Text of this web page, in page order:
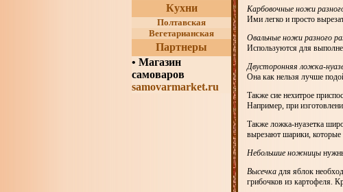
Кухни
Полтавская
Вегетарианская
Партнеры
• Магазин
самоваров
samovarmarket.ru
Карбовочные ножи
Ими легко и просто
Овальные ножи разного
Используются для
Двусторонняя ложка-
Она как нельзя лучше
Также сие нехитрое
Например, при
Также ложка-нуазетка
вырезают шарики,
Небольшие ножницы
Высечка для яблок
грибочков из картофеля.